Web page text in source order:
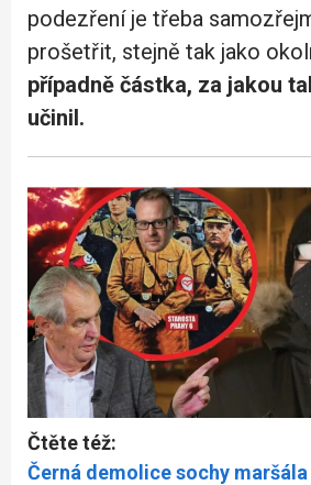
podezření je třeba
prošetřit, stejně tak jako
případně částka, za jakou
učinil.
Čtěte též:
Černá demolice sochy